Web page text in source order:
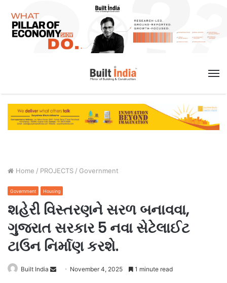
Home / PROJECTS / Government
Government Housing
શહેરી વિસ્તરણને સરળ બનાવવા,
ગુજરાત સરકાર 5 નવા સેટેલાઈટ
ટાઉન નિર્માણ કરશે.
Built India
Send November 4, 2025 1 minute read